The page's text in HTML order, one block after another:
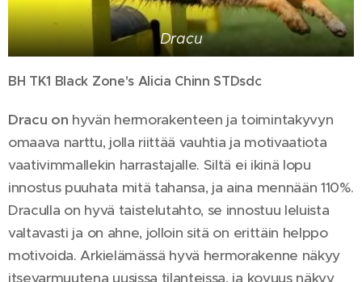
Dracu
BH TK1 Black Zone's Alicia Chinn STDsdc
Dracu on hyvän hermorakenteen ja toimintakyvyn
omaava narttu, jolla riittää vauhtia ja motivaatiota
vaativimmallekin harrastajalle. Siltä ei ikinä lopu
innostus puuhata mitä tahansa, ja aina mennään 110%.
Draculla on hyvä taistelutahto, se innostuu leluista
valtavasti ja on ahne, jolloin sitä on erittäin helppo
motivoida. Arkielämässä hyvä hermorakenne näkyy
itsevarmuutena uusissa tilanteissa, ja kovuus näkyy